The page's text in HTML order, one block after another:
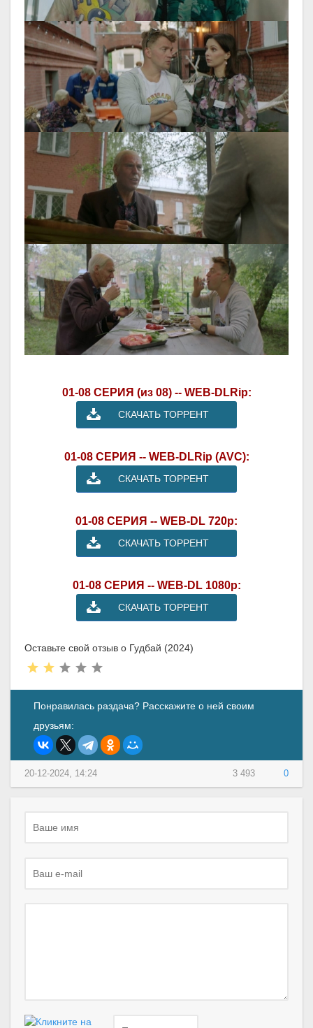
01-08 СЕРИЯ (из 08) -- WEB-DLRip:
СКАЧАТЬ ТОРРЕНТ
01-08 СЕРИЯ -- WEB-DLRip (AVC):
СКАЧАТЬ ТОРРЕНТ
01-08 СЕРИЯ -- WEB-DL 720p:
СКАЧАТЬ ТОРРЕНТ
01-08 СЕРИЯ -- WEB-DL 1080p:
СКАЧАТЬ ТОРРЕНТ
Оставьте свой отзыв о Гудбай (2024)
Понравилась раздача? Расскажите о ней своим
друзьям:
3 493 0
20-12-2024, 14:24